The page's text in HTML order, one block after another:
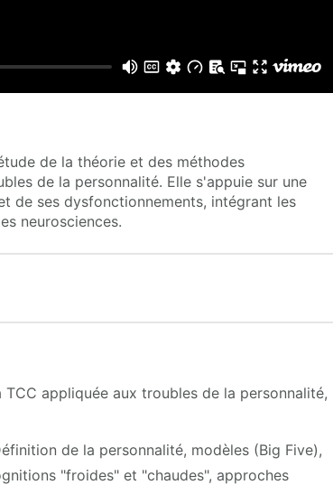
de la théorie et des méthodes
de la personnalité. Elle s'appuie sur une
de ses dysfonctionnements, intégrant les
neurosciences.
appliquée aux troubles de la personnalité,
de la personnalité, modèles (Big Five),
"froides" et "chaudes", approches